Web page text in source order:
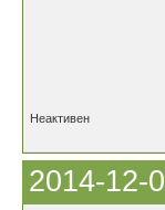
Неактивен
2014-12-